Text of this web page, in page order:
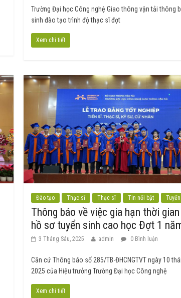
Trường Đại học Công nghệ Giao thông vận tải thông
sinh đào tạo trình độ thạc sĩ đợt
Xem chi tiết
Đào tạo Thạc sĩ Thạc sĩ Tin nổi bật
Thông báo về việc gia hạn thời
hồ sơ tuyển sinh cao học Đợt 1
3 Tháng Sáu, 2025 admin 0 Bình luận
Căn cứ Thông báo số 285/TB-ĐHCNGTVT ngày 10
2025 của Hiệu trưởng Trường Đại học Công nghệ
Xem chi tiết